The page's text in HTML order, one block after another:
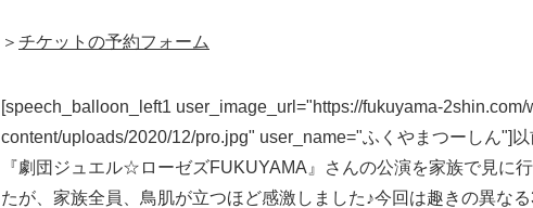
＞ チケットの予約フォーム
[speech_balloon_left1 user_image_url="https://fukuyama-2shin.com/
content/uploads/2020/12/pro.jpg" user_name="ふくやまつーしん"]以
『劇団ジュエル☆ローゼズFUKUYAMA』さんの公演を家族で見に
たが、家族全員、鳥肌が立つほど感激しました♪今回は趣きの異な